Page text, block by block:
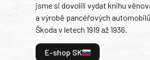
jsme si dovolili vydat knihu
a výrobě pancéřových
Škoda v letech 1919 až 1936.
E-shop SK